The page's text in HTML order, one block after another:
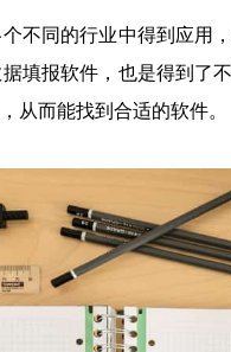
不同的行业中得到应用
填报软件，也是得到了
从而能找到合适的软件。